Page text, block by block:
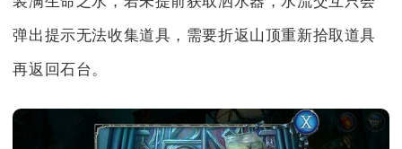
弹出提示无法收集道具，需要折返山顶重新拾取道具
再返回石台。